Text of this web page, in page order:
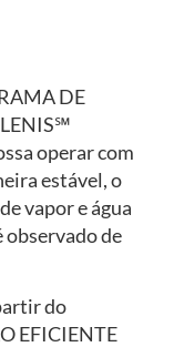
DE
operar com
estável, o
vapor e água
de
do
EFICIENTE